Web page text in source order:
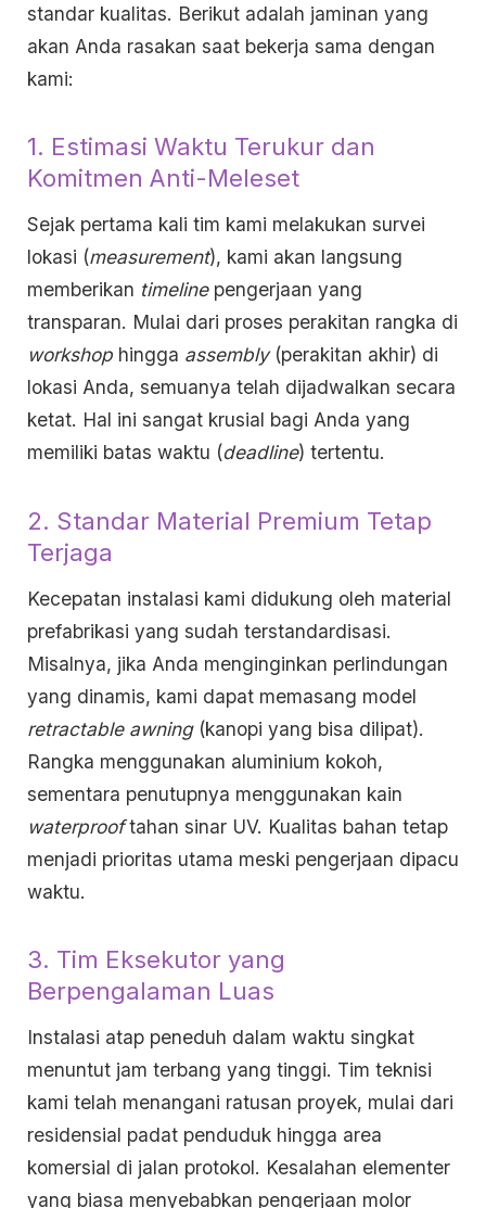
standar kualitas. Berikut adalah jaminan yang
akan Anda rasakan saat bekerja sama dengan
kami:
1. Estimasi Waktu Terukur dan
Komitmen Anti-Meleset
Sejak pertama kali tim kami melakukan survei
lokasi (measurement), kami akan langsung
memberikan timelinepengerjaan yang
transparan. Mulai dari proses perakitan rangka di
workshop hingga assembly(perakitan akhir) di
lokasi Anda, semuanya telah dijadwalkan secara
ketat. Hal ini sangat krusial bagi Anda yang
memiliki batas waktu (deadline) tertentu.
2. Standar Material Premium Tetap
Terjaga
Kecepatan instalasi kami didukung oleh material
prefabrikasi yang sudah terstandardisasi.
Misalnya, jika Anda menginginkan perlindungan
yang dinamis, kami dapat memasang model
retractable awning(kanopi yang bisa dilipat).
Rangka menggunakan aluminium kokoh,
sementara penutupnya menggunakan kain
waterprooftahan sinar UV. Kualitas bahan tetap
menjadi prioritas utama meski pengerjaan dipacu
waktu.
3. Tim Eksekutor yang
Berpengalaman Luas
Instalasi atap peneduh dalam waktu singkat
menuntut jam terbang yang tinggi. Tim teknisi
kami telah menangani ratusan proyek, mulai dari
residensial padat penduduk hingga area
komersial di jalan protokol. Kesalahan elementer
yang biasa menyebabkan pengerjaan molor